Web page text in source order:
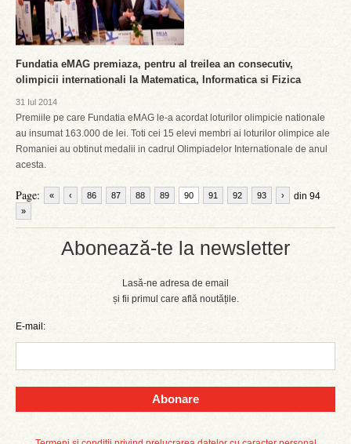
Abonează-te la newsletter
Lasă-ne adresa de email
și fii primul care află noutățile.
E-mail:
Abonare
Fundatia eMAG premiaza, pentru al treilea an consecutiv,
olimpicii internationali la Matematica, Informatica si Fizica
31 Iul 2014
Premiile pe care Fundatia eMAG le-a acordat loturilor olimpicie nationale
au insumat 163.000 de lei. Toti cei 15 elevi membri ai loturilor olimpice ale
Romaniei au obtinut medalii in cadrul Olimpiadelor Internationale de anul
acesta.
Page: « ‹ 86 87 88 89 90 91 92 93 din 94
›
»